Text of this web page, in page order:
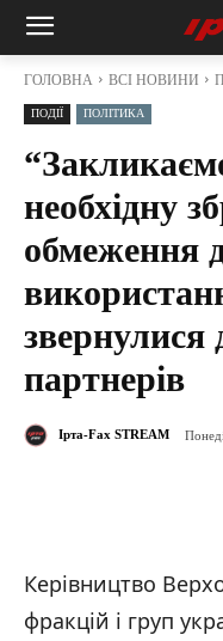
ГОЛОВНА ВСІ НОВИНИ
ПОДІЇ ПОЛІТИКА
необхідну
обмеження
звернулися
партнерів
Ірта-Fax STREAM
Керівництво
фракцій і груп